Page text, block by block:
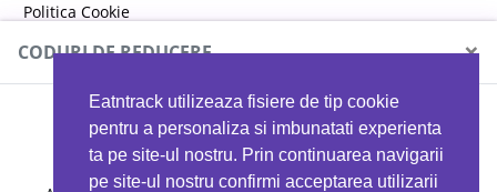
Eatntrack utilizeaza fisiere de tip cookie
pentru a personaliza si imbunatati experienta
ta pe site-ul nostru. Prin continuarea navigarii
pe site-ul nostru confirmi acceptarea utilizarii
Politica Cookie
Politica de confidențialitate
CODURI DE REDUCERE ×
MYPROTEIN